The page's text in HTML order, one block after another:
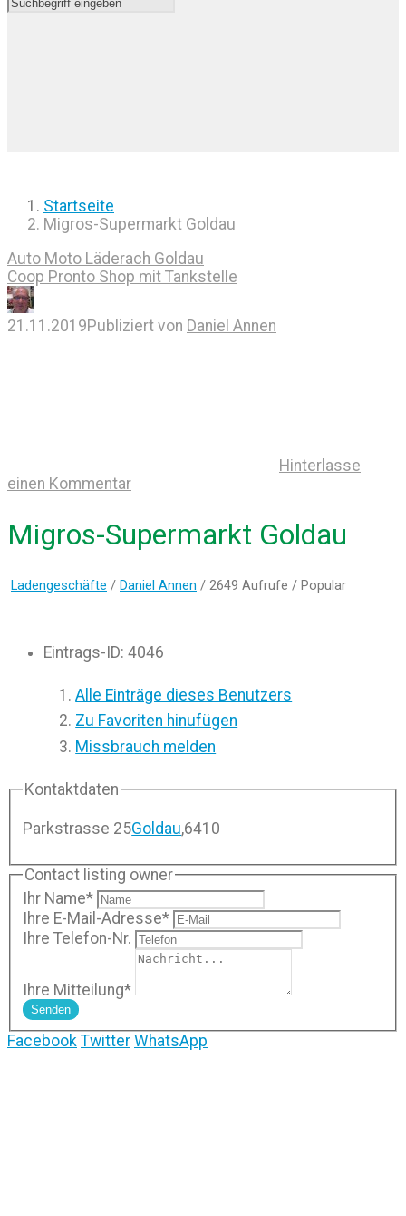
Startseite
Migros-Supermarkt Goldau
Auto Moto Läderach Goldau
Coop Pronto Shop mit Tankstelle
21.11.2019Publiziert von Daniel Annen
Hinterlasse
einen Kommentar
Migros-Supermarkt Goldau
Ladengeschäfte / Daniel Annen / 2649 Aufrufe / Popular
Eintrags-ID: 4046
Alle Einträge dieses Benutzers
Zu Favoriten hinufügen
Missbrauch melden
Kontaktdaten
Parkstrasse 25Goldau,6410
Contact listing owner
Ihr Name*
Ihre E-Mail-Adresse*
Ihre Telefon-Nr.
Ihre Mitteilung*
Senden
Facebook Twitter WhatsApp